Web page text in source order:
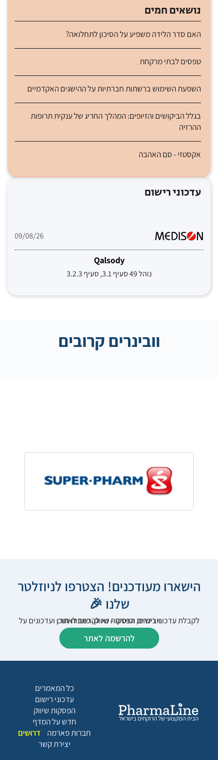
נושאים חמים
האם סדר הלידה משפיע על הסיכון לתחלואה?
טפסים לבתי מרקחת
השפעת השימוש ברשתות חברתיות על ההישגים האקדמיים
בגלל הביקושים והזיופים: המהלך החריג של ענקית תרופות
ההרזיה
אקסטזי - סם האהבה
עדכוני רישום
09/08/26
Qalsody
נוהל 49 סעיף 3.1, סעיף 3.2.3
וובינרים קרובים
הישארו מעודכנים! הצטרפו לניוזלטר
שלנו 🎉
לקבלת עדכוני רישום, הפסקות שיווק, כתבות תוכן ועדכונים על וובינרים וכנסים – נא להרשם לאתר:
להרשמה לאתר
כל המאמרים
עדכוני רישום
הפסקות שיווק
חדש על המדף
חברות פארמה
דרושים
יצירת קשר